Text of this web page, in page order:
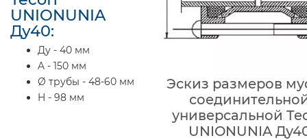
UNIONUNIA
Ду40:
Ду - 40 мм
A - 150 мм
Ø трубы - 48-60 мм
H - 98 мм
Эскиз размеров
универсальной
UNIONUNIA